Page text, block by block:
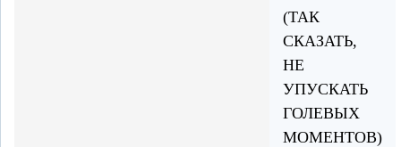
(ТАК
СКАЗАТЬ,
НЕ
УПУСКАТЬ
ГОЛЕВЫХ
МОМЕНТОВ)